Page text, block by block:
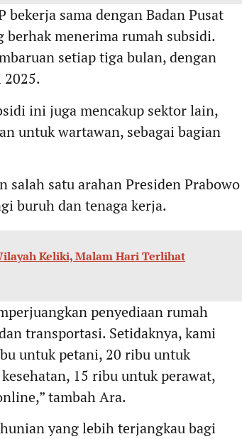
sama dengan Badan Pusat
berhak menerima rumah subsidi.
setiap tiga bulan, dengan
2025.
ini juga mencakup sektor lain,
untuk wartawan, sebagai bagian
satu arahan Presiden Prabowo
buruh dan tenaga kerja.
Keliki, Malam Hari Terlihat
penyediaan rumah
transportasi. Setidaknya, kami
untuk petani, 20 ribu untuk
15 ribu untuk perawat,
tambah Ara.
yang lebih terjangkau bagi